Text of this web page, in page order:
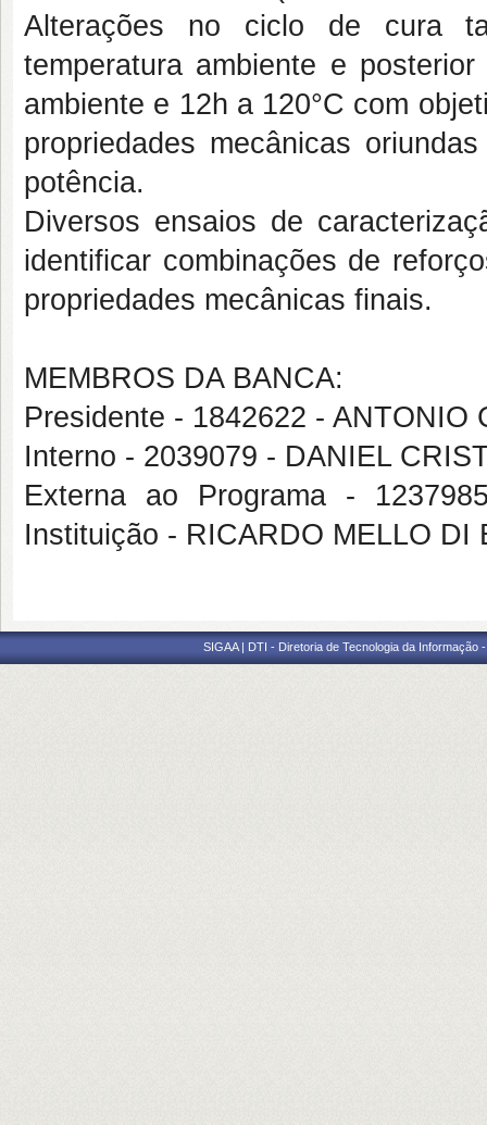
Alterações no ciclo de cura
temperatura ambiente e
ambiente e 12h a 120°C com
propriedades mecânicas
potência.
Diversos ensaios de
identificar combinações de
propriedades mecânicas finais.
MEMBROS DA BANCA:
Presidente - 1842622 -
Interno - 2039079 - DANIEL
Externa ao Programa -
Instituição - RICARDO MELLO DI
SIGAA | DTI - Diretoria de Tecnologia da